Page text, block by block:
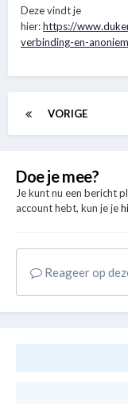
Deze vindt je
hier:https://
verbinding-en-
VORIGE
Doe je mee?
Je kunt nu een bericht
account hebt, kun je je
Reageer op